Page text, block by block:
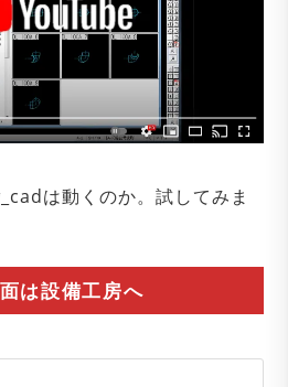
は動くのか。試してみま
は設備工房へ